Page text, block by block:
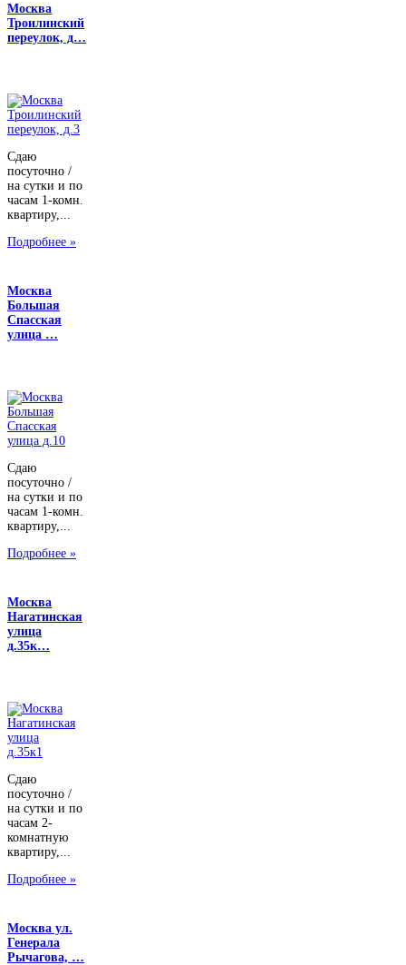
Москва
Троилинский
переулок, д…
Сдаю
посуточно /
на сутки и по
часам 1-комн.
квартиру,...
Подробнее »
Москва
Большая
Спасская
улица …
Сдаю
посуточно /
на сутки и по
часам 1-комн.
квартиру,...
Подробнее »
Москва
Нагатинская
улица
д.35к…
Сдаю
посуточно /
на сутки и по
часам 2-
комнатную
квартиру,...
Подробнее »
Москва ул.
Генерала
Рычагова, …